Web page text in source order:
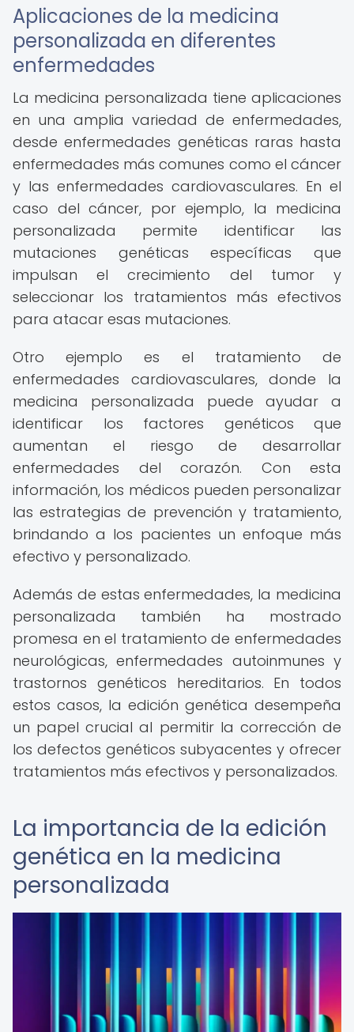
Aplicaciones de la medicina
personalizada en diferentes
enfermedades
La medicina personalizada tiene aplicaciones
en una amplia variedad de enfermedades,
desde enfermedades genéticas raras hasta
enfermedades más comunes como el cáncer
y las enfermedades cardiovasculares. En el
caso del cáncer, por ejemplo, la medicina
personalizada permite identificar las
mutaciones genéticas específicas que
impulsan el crecimiento del tumor y
seleccionar los tratamientos más efectivos
para atacar esas mutaciones.
Otro ejemplo es el tratamiento de
enfermedades cardiovasculares, donde la
medicina personalizada puede ayudar a
identificar los factores genéticos que
aumentan el riesgo de desarrollar
enfermedades del corazón. Con esta
información, los médicos pueden personalizar
las estrategias de prevención y tratamiento,
brindando a los pacientes un enfoque más
efectivo y personalizado.
Además de estas enfermedades, la medicina
personalizada también ha mostrado
promesa en el tratamiento de enfermedades
neurológicas, enfermedades autoinmunes y
trastornos genéticos hereditarios. En todos
estos casos, la edición genética desempeña
un papel crucial al permitir la corrección de
los defectos genéticos subyacentes y ofrecer
tratamientos más efectivos y personalizados.
La importancia de la edición
genética en la medicina
personalizada